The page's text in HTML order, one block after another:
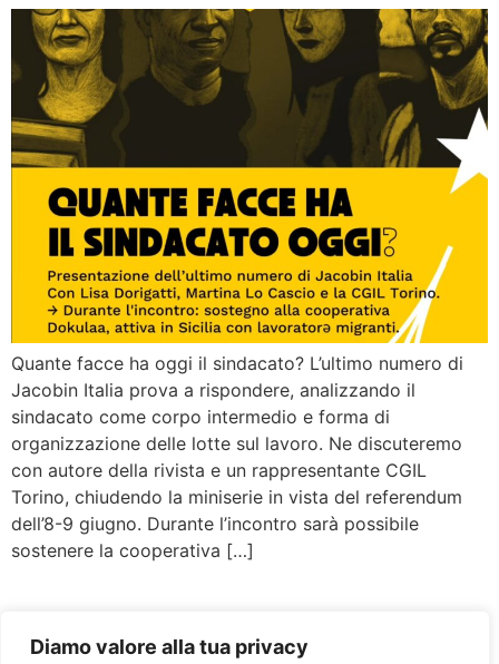
Diamo valore alla tua privacy
Quante facce ha oggi il sindacato? L’ultimo numero di
Jacobin Italia prova a rispondere, analizzando il
sindacato come corpo intermedio e forma di
organizzazione delle lotte sul lavoro. Ne discuteremo
con autore della rivista e un rappresentante CGIL
Torino, chiudendo la miniserie in vista del referendum
dell’8-9 giugno. Durante l’incontro sarà possibile
sostenere la cooperativa […]